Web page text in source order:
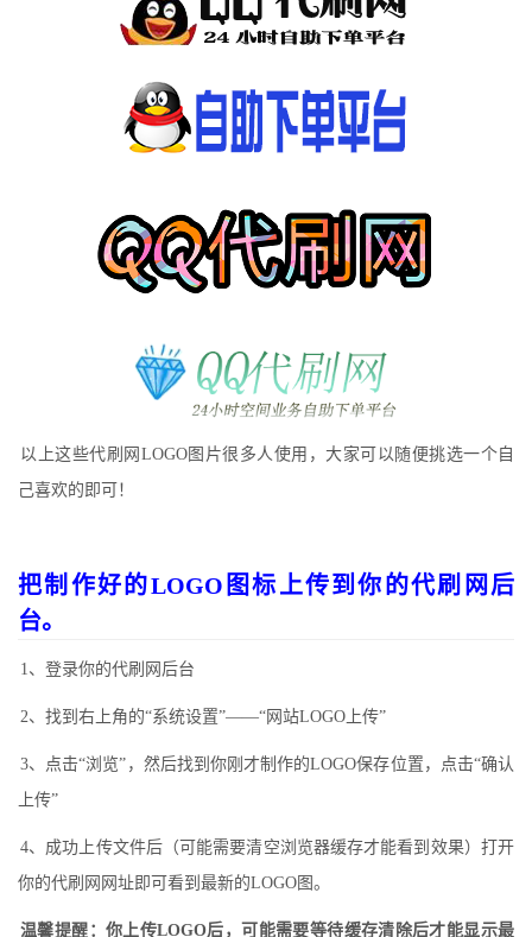
以上这些代刷网LOGO图片很多人使用，大家可以随便挑选一个自
己喜欢的即可！
把制作好的LOGO图标上传到你的代刷网后
台。
1、登录你的代刷网后台
2、找到右上角的“系统设置”——“网站LOGO上传”
3、点击“浏览”，然后找到你刚才制作的LOGO保存位置，点击“确认
上传”
4、成功上传文件后（可能需要清空浏览器缓存才能看到效果）打开
你的代刷网网址即可看到最新的LOGO图。
温馨提醒：你上传LOGO后，可能需要等待缓存清除后才能显示最